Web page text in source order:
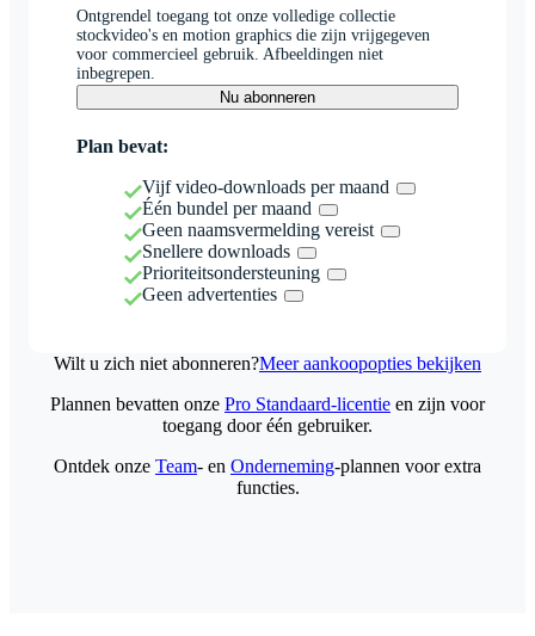
Ontgrendel toegang tot onze volledige collectie
stockvideo's en motion graphics die zijn vrijgegeven
voor commercieel gebruik. Afbeeldingen niet
inbegrepen.
Nu abonneren
Plan bevat:
Vijf video-downloads per maand
Één bundel per maand
Geen naamsvermelding vereist
Snellere downloads
Prioriteitsondersteuning
Geen advertenties
Wilt u zich niet abonneren?Meer aankoopopties bekijken
Plannen bevatten onze Pro Standaard-licentie en zijn voor
toegang door één gebruiker.
Ontdek onze Team- en Onderneming-plannen voor extra
functies.